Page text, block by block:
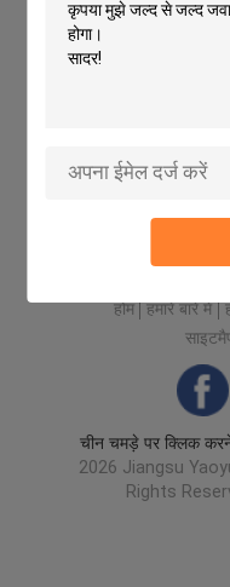
होम हमारे बारे में
चीन चमड़े पर क्लिक
2026 Jiangsu
Rights